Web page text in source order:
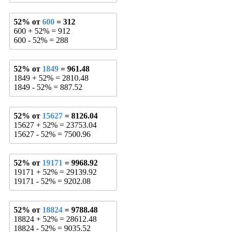
52% от 600 = 312
600 + 52% = 912
600 - 52% = 288
52% от 1849 = 961.48
1849 + 52% = 2810.48
1849 - 52% = 887.52
52% от 15627 = 8126.04
15627 + 52% = 23753.04
15627 - 52% = 7500.96
52% от 19171 = 9968.92
19171 + 52% = 29139.92
19171 - 52% = 9202.08
52% от 18824 = 9788.48
18824 + 52% = 28612.48
18824 - 52% = 9035.52